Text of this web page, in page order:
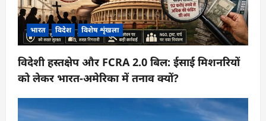
भारत विदेश विशेष शृंखला
विदेशी हस्तक्षेप और FCRA 2.0 बिल: ईसाई मिशनरियों
को लेकर भारत-अमेरिका में तनाव क्यों?